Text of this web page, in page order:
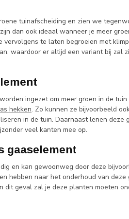
tuinafscheiding en zien we
dan ook ideaal wanneer je meer
te laten begroeien met
waardoor er altijd een variant bij zal
ingezet om meer groen in de
hekken. Zo kunnen ze bijvoorbeeld
in de tuin. Daarnaast lenen deze
veel kanten mee op.
gaaselement
en kan gewoonweg door deze
hebben naar het onderhoud van deze
geval zal je deze planten moeten